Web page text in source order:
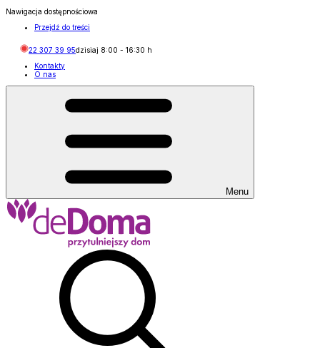
Nawigacja dostępnościowa
Przejdź do treści
22 307 39 95dzisiaj 8:00 - 16:30 h
Kontakty
O nas
Menu